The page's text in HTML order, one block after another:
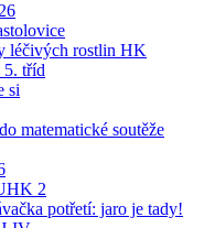
léčivých rostlin HK
5. tříd
si
matematické soutěže
2
potřetí: jaro je tady!